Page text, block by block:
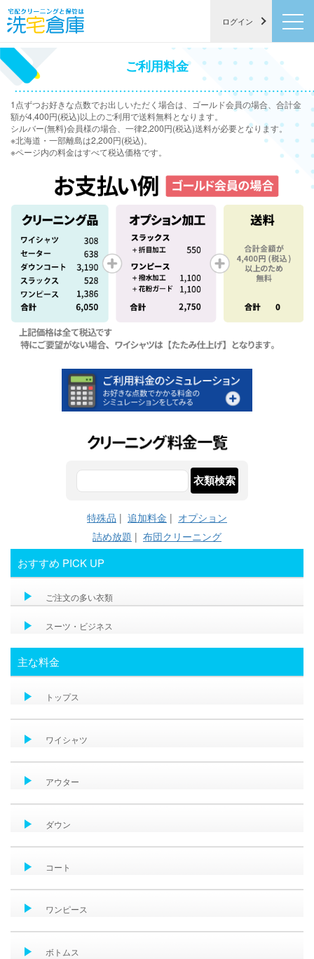
ログイン
ご利用料金
1点ずつお好きな点数でお出しいただく場合は、ゴールド会員の場合、合計金
額が4,400円(税込)以上のご利用で送料無料となります。
シルバー(無料)会員様の場合、一律2,200円(税込)送料が必要となります。
※北海道・一部離島は2,200円(税込)。
※ページ内の料金はすべて税込価格です。
特殊品 | 追加料金 | オプション
詰め放題 | 布団クリーニング
おすすめ PICK UP
ご注文の多い衣類
スーツ・ビジネス
主な料金
トップス
ワイシャツ
アウター
ダウン
コート
ワンピース
ボトムス
×
[－] アイテムをリセット
合計金額（目安）シルバー会員価格
円(税込)
ゴールド会員価格
円(税込)
[×] シミュレーション終了